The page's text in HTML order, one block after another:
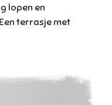
lopen en
terrasje met